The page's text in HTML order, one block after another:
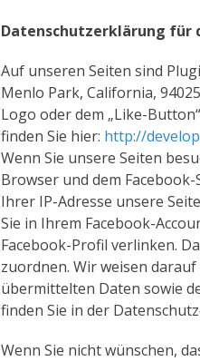
Datenschutzerklärung für
Auf unseren Seiten sind
Menlo Park, California,
Logo oder dem „Like-
finden Sie hier: http://
Wenn Sie unsere Seiten
Browser und dem
Ihrer IP-Adresse unsere
Sie in Ihrem Facebook-
Facebook-Profil verlinken.
zuordnen. Wir weisen
übermittelten Daten sowie
finden Sie in der
Wenn Sie nicht wünschen,